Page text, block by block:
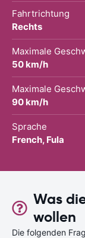
Fahrtrichtung
Rechts
Maximale
50 km/h
Maximale
90 km/h
Sprache
French, Fula
Was
wollen
Die folgenden